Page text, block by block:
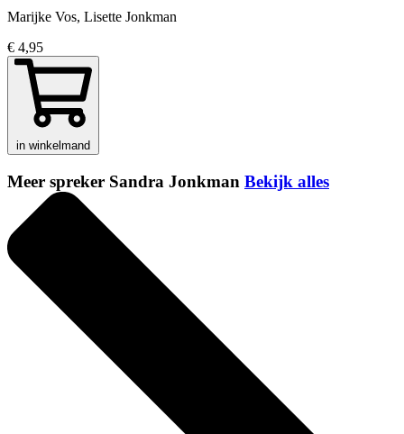
Marijke Vos, Lisette Jonkman
€ 4,95
in winkelmand
Meer spreker Sandra Jonkman Bekijk alles